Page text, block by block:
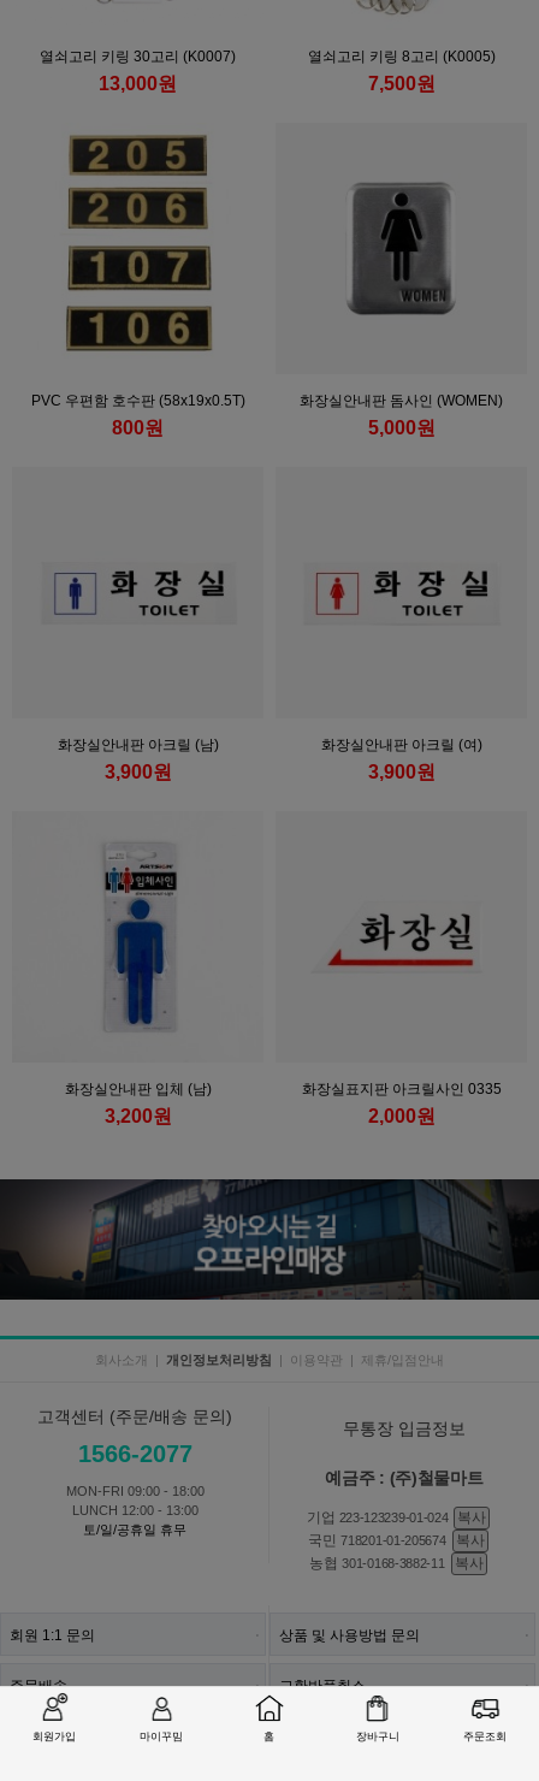
회원가입 마이꾸밈 홈 장바구니 주문조회
열쇠고리 키링 30고리 (K0007)
13,000원
열쇠고리 키링 8고리 (K0005)
7,500원
PVC 우편함 호수판 (58x19x0.5T)
800원
화장실안내판 돔사인 (WOMEN)
5,000원
화장실안내판 아크릴 (남)
3,900원
화장실안내판 아크릴 (여)
3,900원
화장실안내판 입체 (남)
3,200원
화장실표지판 아크릴사인 0335
2,000원
회사소개 | 개인정보처리방침 | 이용약관 | 제휴/입점안내
고객센터 (주문/배송 문의)
1566-2077
MON-FRI 09:00 - 18:00
LUNCH 12:00 - 13:00
토/일/공휴일 휴무
무통장 입금정보
예금주 : (주)철물마트
기업 223-123239-01-024
복사
국민718201-01-205674
복사
농협301-0168-3882-11 복사
회원 1:1 문의
주문배송
상품 및 사용방법 문의
교환반품취소